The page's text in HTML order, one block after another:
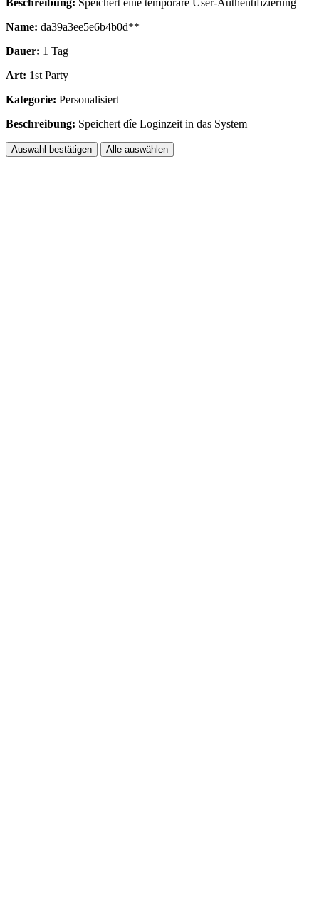
Beschreibung: Speichert eine temporäre User-Authentifizierung
Name: da39a3ee5e6b4b0d**
Dauer: 1 Tag
Art: 1st Party
Kategorie: Personalisiert
Beschreibung: Speichert dîe Loginzeit in das System
Auswahl bestätigen Alle auswählen